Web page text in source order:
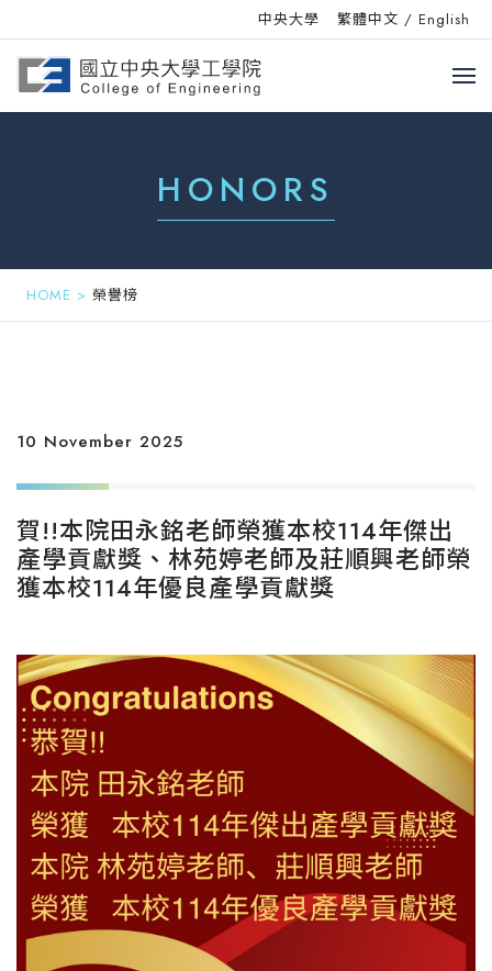
中央大學 繁體中文 / English
HONORS
HOME > 榮譽榜
10 November 2025
賀!!本院田永銘老師榮獲本校114年傑出
產學貢獻獎、林苑婷老師及莊順興老師榮
獲本校114年優良產學貢獻獎